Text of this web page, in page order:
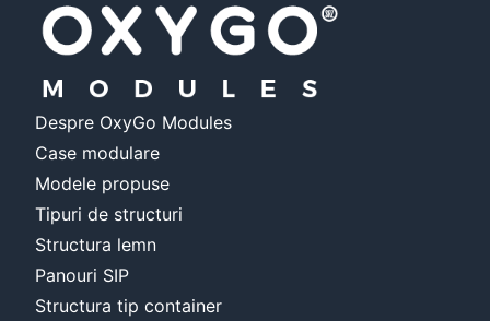
Despre OxyGo Modules
Case modulare
Modele propuse
Tipuri de structuri
Structura lemn
Panouri SIP
Structura tip container